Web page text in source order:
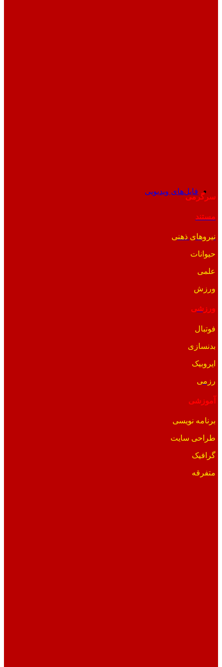
فایل‌های ویدیویی
سرگرمی
مستند
نیروهای ذهنی
حیوانات
علمی
ورزش
ورزشی
فوتبال
بدنسازی
ایروبیک
رزمی
آموزشی
برنامه نویسی
طراحی سایت
گرافیک
متفرقه